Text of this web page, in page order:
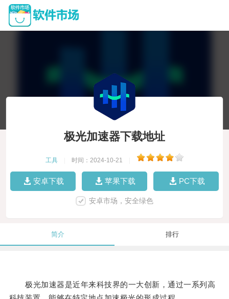
极光加速器下载地址
工具 时间：2024-10-21
安卓下载 苹果下载 PC下载
安卓市场，安全绿色
简介 排行
极光加速器是近年来科技界的一大创新，通过一系列高